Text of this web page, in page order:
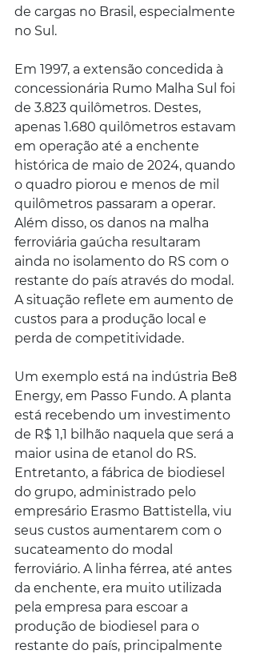
de cargas no Brasil, especialmente
no Sul.
Em 1997, a extensão concedida à
concessionária Rumo Malha Sul foi
de 3.823 quilômetros. Destes,
apenas 1.680 quilômetros estavam
em operação até a enchente
histórica de maio de 2024, quando
o quadro piorou e menos de mil
quilômetros passaram a operar.
Além disso, os danos na malha
ferroviária gaúcha resultaram
ainda no isolamento do RS com o
restante do país através do modal.
A situação reflete em aumento de
custos para a produção local e
perda de competitividade.
Um exemplo está na indústria Be8
Energy, em Passo Fundo. A planta
está recebendo um investimento
de R$ 1,1 bilhão naquela que será a
maior usina de etanol do RS.
Entretanto, a fábrica de biodiesel
do grupo, administrado pelo
empresário Erasmo Battistella, viu
seus custos aumentarem com o
sucateamento do modal
ferroviário. A linha férrea, até antes
da enchente, era muito utilizada
pela empresa para escoar a
produção de biodiesel para o
restante do país, principalmente